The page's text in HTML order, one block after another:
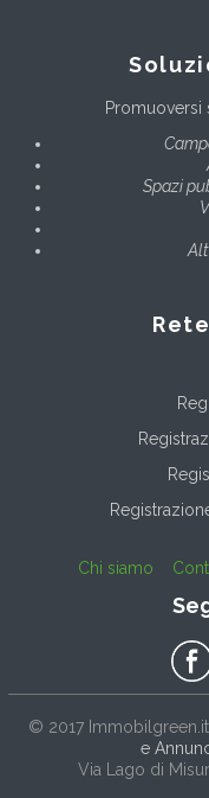
Promuoversi
Spazi
Chi siamo
© 2017 Immobilgreen.it
e
Via Lago di